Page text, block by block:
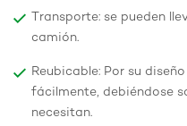
Transporte: se pueden
camión.
Reubicable: Por su
fácilmente, debiéndose
necesitan.